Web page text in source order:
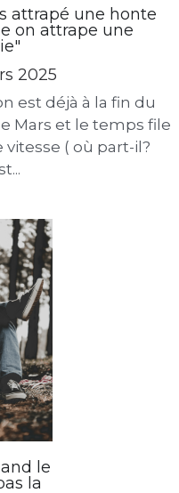
on attrape une
2025
est déjà à la fin du
( où part-il?